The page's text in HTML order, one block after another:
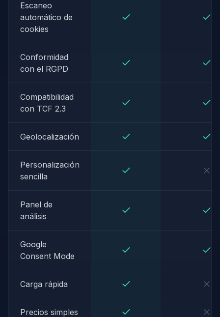
Escaneo
automático de
cookies
Conformidad
con el RGPD
Compatibilidad
con TCF 2.3
Geolocalización
Personalización
sencilla
Panel de
análisis
Google
Consent Mode
Carga rápida
Precios simples